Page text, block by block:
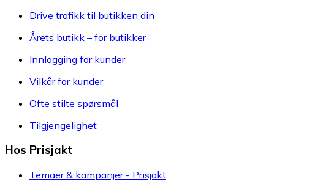
Drive trafikk til butikken din
Årets butikk – for butikker
Innlogging for kunder
Vilkår for kunder
Ofte stilte spørsmål
Tilgjengelighet
Hos Prisjakt
Temaer & kampanjer - Prisjakt